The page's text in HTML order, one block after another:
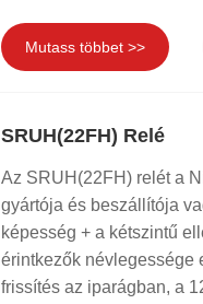
Mutass többet >>
SRUH(22FH) Relé
Az SRUH(22FH) relét a
gyártója és beszállítója
képesség + a kétszintű
érintkezők névlegessége
frissítés az iparágban, a